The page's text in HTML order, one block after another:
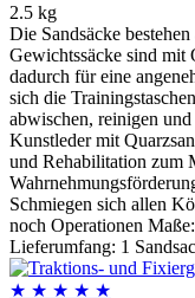
2.5 kg
Die Sandsäcke
Gewichtssäcke sind mit
dadurch für eine
sich die
abwischen, reinigen
Kunstleder mit
und Rehabilitation zum
Schmiegen sich allen
noch Operationen
Lieferumfang: 1
★ ★ ★ ★ ★